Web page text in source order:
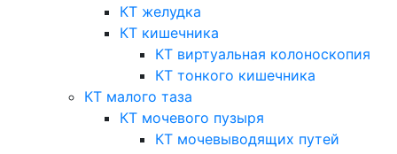
КТ желудка
КТ кишечника
КТ виртуальная колоноскопия
КТ тонкого кишечника
КТ малого таза
КТ мочевого пузыря
КТ мочевыводящих путей